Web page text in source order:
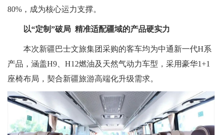
80%，成为核心运力支撑。
以“定制”破局 精准适配疆域的产品硬实力
本次新疆巴士文旅集团采购的客车均为中通新一代H系
产品，涵盖H9、H12燃油及天然气动力车型，采用豪华1+1
座椅布局，契合新疆旅游高端化升级需求。